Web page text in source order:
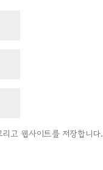
고 웹사이트를 저장합니다.